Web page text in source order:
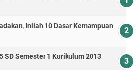
Inilah 10 Dasar Kemampuan
SD Semester 1 Kurikulum 2013